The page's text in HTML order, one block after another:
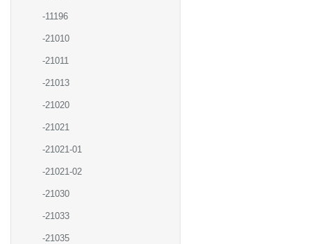
-11196
-21010
-21011
-21013
-21020
-21021
-21021-01
-21021-02
-21030
-21033
-21035